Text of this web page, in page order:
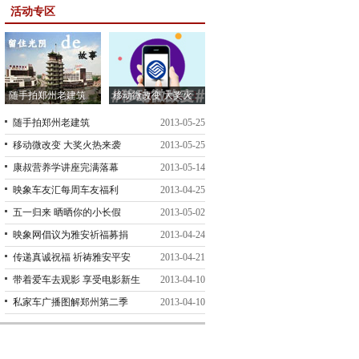
活动专区
随手拍郑州老建筑
移动微改变 大奖火
随手拍郑州老建筑
2013-05-25
移动微改变 大奖火热来袭
2013-05-25
康叔营养学讲座完满落幕
2013-05-14
映象车友汇每周车友福利
2013-04-25
五一归来 晒晒你的小长假
2013-05-02
映象网倡议为雅安祈福募捐
2013-04-24
传递真诚祝福 祈祷雅安平安
2013-04-21
带着爱车去观影 享受电影新生
活
2013-04-10
私家车广播图解郑州第二季
2013-04-10